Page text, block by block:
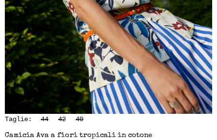
Taglie: 44 42 40
Camicia Ava a fiori tropicali in cotone